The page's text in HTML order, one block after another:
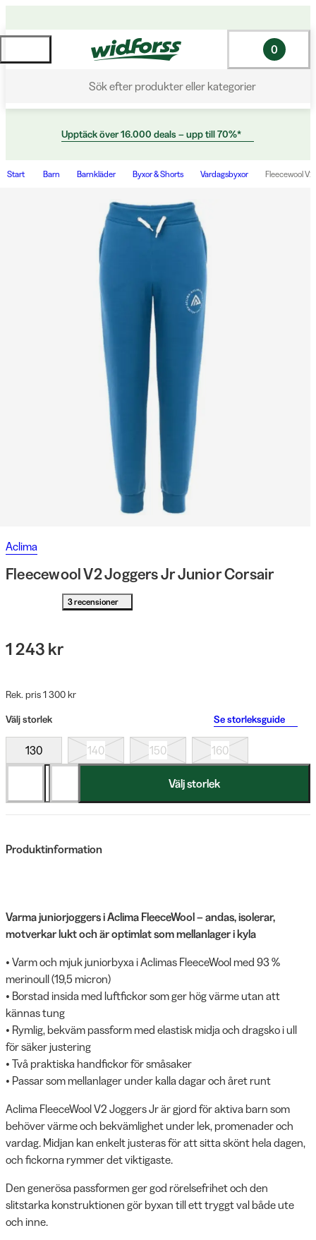
Sök efter produkter eller kategorier
0
Upptäck över 16.000 deals – upp till 70%*
Start Barn Barnkläder Byxor & Shorts Vardagsbyxor Fleecewool
Aclima
Fleecewool V2 Joggers Jr Junior Corsair
3 recensioner
1 243 kr
Rek. pris 1 300 kr
Välj storlek
Se storleksguide
130 140 150 160
Välj storlek
Produktinformation
Varma juniorjoggers i Aclima FleeceWool – andas, isolerar,
motverkar lukt och är optimlat som mellanlager i kyla
• Varm och mjuk juniorbyxa i Aclimas FleeceWool med 93 %
merinoull (19,5 micron)
• Borstad insida med luftfickor som ger hög värme utan att
kännas tung
• Rymlig, bekväm passform med elastisk midja och dragsko i ull
för säker justering
• Två praktiska handfickor för småsaker
• Passar som mellanlager under kalla dagar och året runt
Aclima FleeceWool V2 Joggers Jr är gjord för aktiva barn som
behöver värme och bekvämlighet under lek, promenader och
vardag. Midjan kan enkelt justeras för att sitta skönt hela dagen,
och fickorna rymmer det viktigaste.
Den generösa passformen ger god rörelsefrihet och den
slitstarka konstruktionen gör byxan till ett tryggt val både ute
och inne.